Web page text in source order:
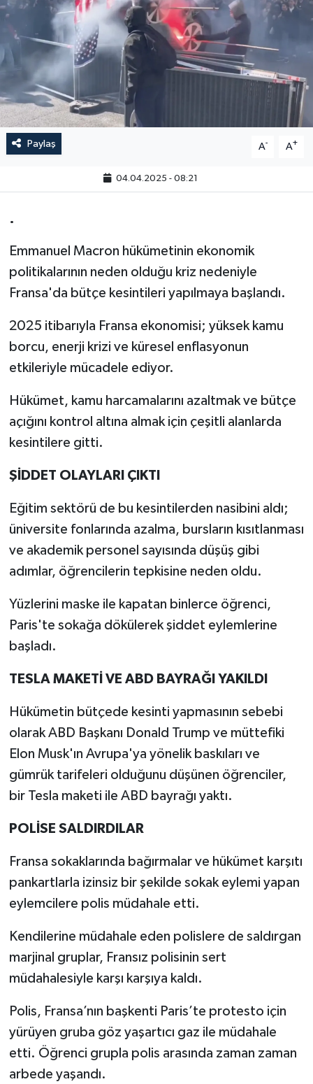
Paylaş A- A+
04.04.2025 - 08:21
.
Emmanuel Macron hükümetinin ekonomik
politikalarının neden olduğu kriz nedeniyle
Fransa'da bütçe kesintileri yapılmaya başlandı.
2025 itibarıyla Fransa ekonomisi; yüksek kamu
borcu, enerji krizi ve küresel enflasyonun
etkileriyle mücadele ediyor.
Hükümet, kamu harcamalarını azaltmak ve bütçe
açığını kontrol altına almak için çeşitli alanlarda
kesintilere gitti.
ŞİDDET OLAYLARI ÇIKTI
Eğitim sektörü de bu kesintilerden nasibini aldı;
üniversite fonlarında azalma, bursların kısıtlanması
ve akademik personel sayısında düşüş gibi
adımlar, öğrencilerin tepkisine neden oldu.
Yüzlerini maske ile kapatan binlerce öğrenci,
Paris'te sokağa dökülerek şiddet eylemlerine
başladı.
TESLA MAKETİ VE ABD BAYRAĞI YAKILDI
Hükümetin bütçede kesinti yapmasının sebebi
olarak ABD Başkanı Donald Trump ve müttefiki
Elon Musk'ın Avrupa'ya yönelik baskıları ve
gümrük tarifeleri olduğunu düşünen öğrenciler,
bir Tesla maketi ile ABD bayrağı yaktı.
POLİSE SALDIRDILAR
Fransa sokaklarında bağırmalar ve hükümet karşıtı
pankartlarla izinsiz bir şekilde sokak eylemi yapan
eylemcilere polis müdahale etti.
Kendilerine müdahale eden polislere de saldırgan
marjinal gruplar, Fransız polisinin sert
müdahalesiyle karşı karşıya kaldı.
Polis, Fransa’nın başkenti Paris’te protesto için
yürüyen gruba göz yaşartıcı gaz ile müdahale
etti. Öğrenci grupla polis arasında zaman zaman
arbede yaşandı.